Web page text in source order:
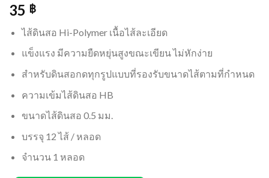
35 ฿
ไส้ดินสอ Hi-Polymer เนื้อไส้ละเอียด
แข็งแรง มีความยืดหยุ่นสูงขณะเขียน ไม่หักง่าย
สำหรับดินสอกดทุกรูปแบบที่รองรับขนาดไส้ตามที่กำหนด
ความเข้มไส้ดินสอ HB
ขนาดไส้ดินสอ 0.5 มม.
บรรจุ 12 ไส้ / หลอด
จำนวน 1 หลอด